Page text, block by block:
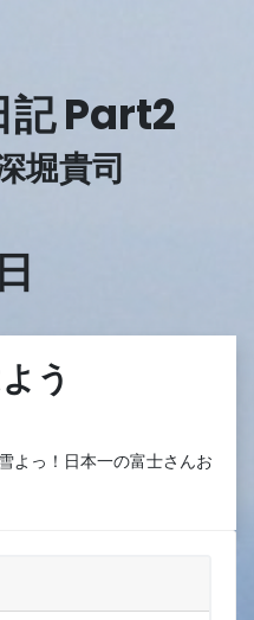
記 Part2
堀貴司
う
よっ！日本一の富士さんお